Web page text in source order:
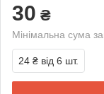
30 ₴
Мінімальна сума
24 ₴ від 6 шт.